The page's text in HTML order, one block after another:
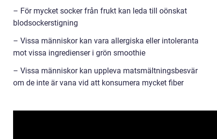
– För mycket socker från frukt kan leda till oönskat
blodsockerstigning
– Vissa människor kan vara allergiska eller intoleranta
mot vissa ingredienser i grön smoothie
– Vissa människor kan uppleva matsmältningsbesvär
om de inte är vana vid att konsumera mycket fiber